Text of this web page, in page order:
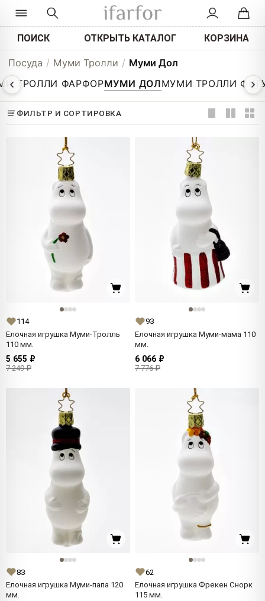
ПОИСК ОТКРЫТЬ КАТАЛОГ КОРЗИНА
Посуда / Муми Тролли / Муми Дол
ТРОЛЛИ ФАРФОРМУМИ ДОЛМУМИ ТРОЛЛИ
ФИЛЬТР И СОРТИРОВКА
114
Елочная игрушка Муми-Тролль
110 мм.
5 655 ₽
7 249 ₽
93
Елочная игрушка Муми-мама 110
мм.
6 066 ₽
7 776 ₽
83
Елочная игрушка Муми-папа 120
мм.
62
Елочная игрушка Фрекен Снорк
115 мм.